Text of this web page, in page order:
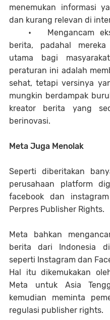
menemukan informasi
dan kurang relevan di
•
Mengancam
berita, padahal
utama bagi
peraturan ini adalah
sehat, tetapi versinya
mungkin berdampak
kreator berita yang
berinovasi.
Meta Juga Menolak
Seperti diberitakan
perusahaan platform
facebook dan
Perpres Publisher Rights.
Meta bahkan
berita dari Indonesia
seperti Instagram dan
Hal itu dikemukakan
Meta untuk Asia
kemudian meminta
regulasi publisher rights.